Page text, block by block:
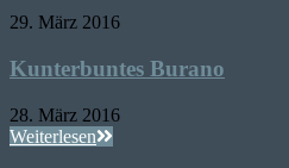
29. März 2016
Kunterbuntes Burano
28. März 2016
Weiterlesen